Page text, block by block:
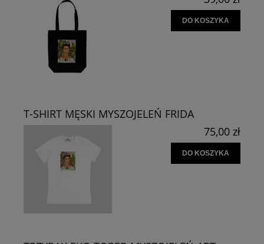
DO KOSZYKA
T-SHIRT MĘSKI MYSZOJELEŃ FRIDA
75,00 zł
DO KOSZYKA